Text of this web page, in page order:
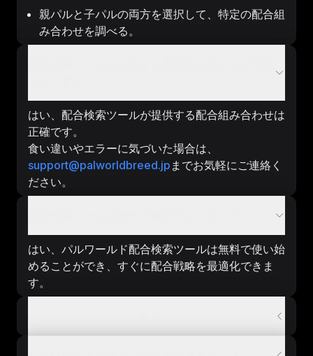
親パルと子パルの両方を選択して、特定の配合組
み合わせを調べる。
はい、配合検索ツールが提供する配合組み合わせは
正確です。
食い違いやエラーに気づいた場合は、
support@palworldbreed.jp までお気軽にご連絡く
ださい。
はい、パルワールド配合検索ツールは無料で使い始
めることができ、すぐに配合戦略を最適化できま
す。